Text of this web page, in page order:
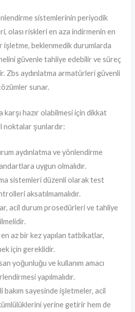
sistemlerinin periyodik
olası riskleri en aza indirmenin en
işletme, beklenmedik durumlarda
güvenle tahliye edebilir ve süreç
Zbs aydınlatma armatürleri güvenli
sunar.
hazır olabilmesi için dikkat
noktalar şunlardır:
aydınlatma ve yönlendirme
uygun olmalıdır.
sistemleri düzenli olarak test
aksatılmamalıdır.
acil durum prosedürleri ve tahliye
az bir kez yapılan tatbikatlar,
için gereklidir.
yoğunluğu ve kullanım amacı
yapılmalıdır.
sayesinde işletmeler, acil
yerine getirir hem de